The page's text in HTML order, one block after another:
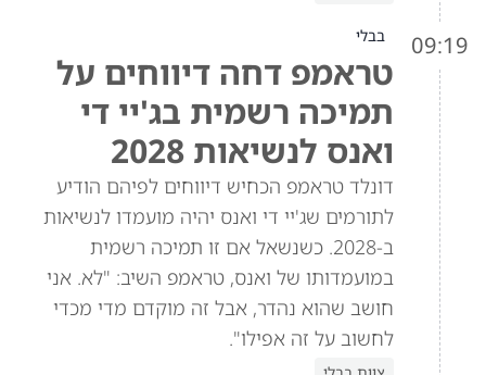
09:19 בבלי
טראמפ דחה דיווחים על
תמיכה רשמית בג'יי די
ואנס לנשיאות 2028
דונלד טראמפ הכחיש דיווחים לפיהם הודיע
לתורמים שג'יי די ואנס יהיה מועמדו לנשיאות
ב-2028. כשנשאל אם זו תמיכה רשמית
במועמדותו של ואנס, טראמפ השיב: "לא. אני
חושב שהוא נהדר, אבל זה מוקדם מדי מכדי
לחשוב על זה אפילו".